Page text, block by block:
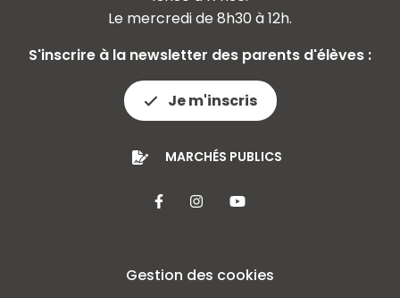
Le mercredi de 8h30 à 12h.
S'inscrire à la newsletter des parents d'élèves :
Je m'inscris
MARCHÉS PUBLICS
Lien vers le compte Facebook
Lien vers le compte
Lien vers la chaîne
Gestion des cookies